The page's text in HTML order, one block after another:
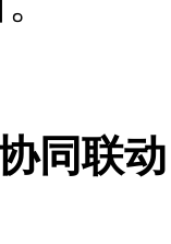
同联